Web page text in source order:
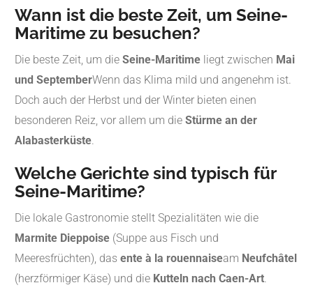
Wann ist die beste Zeit, um Seine-
Maritime zu besuchen?
Die beste Zeit, um die Seine-Maritime liegt zwischen Mai
und SeptemberWenn das Klima mild und angenehm ist.
Doch auch der Herbst und der Winter bieten einen
besonderen Reiz, vor allem um die Stürme an der
Alabasterküste.
Welche Gerichte sind typisch für
Seine-Maritime?
Die lokale Gastronomie stellt Spezialitäten wie die
Marmite Dieppoise (Suppe aus Fisch und
Meeresfrüchten), das ente à la rouennaiseam Neufchâtel
(herzförmiger Käse) und die Kutteln nach Caen-Art.